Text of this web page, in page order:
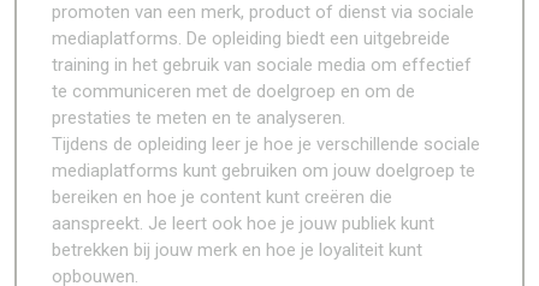
promoten van een merk, product of dienst via sociale
mediaplatforms. De opleiding biedt een uitgebreide
training in het gebruik van sociale media om effectief
te communiceren met de doelgroep en om de
prestaties te meten en te analyseren.
Tijdens de opleiding leer je hoe je verschillende sociale
mediaplatforms kunt gebruiken om jouw doelgroep te
bereiken en hoe je content kunt creëren die
aanspreekt. Je leert ook hoe je jouw publiek kunt
betrekken bij jouw merk en hoe je loyaliteit kunt
opbouwen.